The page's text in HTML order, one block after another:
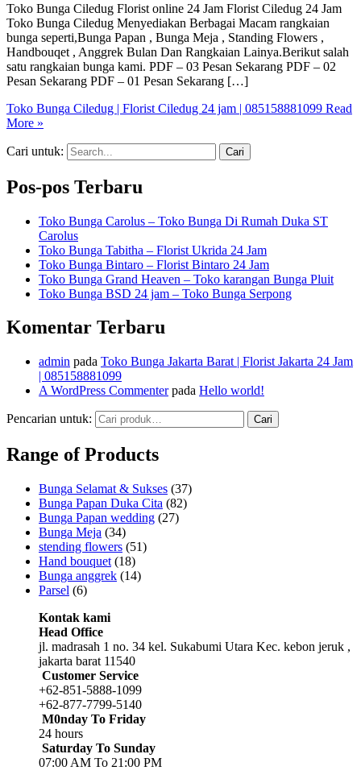
Toko Bunga Ciledug Florist online 24 Jam Florist Ciledug 24 Jam
Toko Bunga Ciledug Menyediakan Berbagai Macam rangkaian
bunga seperti,Bunga Papan , Bunga Meja , Standing Flowers ,
Handbouqet , Anggrek Bulan Dan Rangkaian Lainya.Berikut salah
satu rangkaian bunga kami. PDF – 03 Pesan Sekarang PDF – 02
Pesan Sekarang PDF – 01 Pesan Sekarang […]
Toko Bunga Ciledug | Florist Ciledug 24 jam | 085158881099 Read
More »
Cari untuk:
Pos-pos Terbaru
Toko Bunga Carolus – Toko Bunga Di Rumah Duka ST
Carolus
Toko Bunga Tabitha – Florist Ukrida 24 Jam
Toko Bunga Bintaro – Florist Bintaro 24 Jam
Toko Bunga Grand Heaven – Toko karangan Bunga Pluit
Toko Bunga BSD 24 jam – Toko Bunga Serpong
Komentar Terbaru
admin pada Toko Bunga Jakarta Barat | Florist Jakarta 24 Jam
| 085158881099
A WordPress Commenterpada Hello world!
Pencarian untuk: Cari
Range of Products
Bunga Selamat & Sukses (37)
Bunga Papan Duka Cita (82)
Bunga Papan wedding (27)
Bunga Meja (34)
stending flowers (51)
Hand bouquet (18)
Bunga anggrek (14)
Parsel (6)
Kontak kami
Head Office
jl. madrasah 1 no. 34 kel. Sukabumi Utara Kec. kebon jeruk ,
jakarta barat 11540
Customer Service
+62-851-5888-1099
+62-877-7799-5140
M0nday To Friday
24 hours
Saturday To Sunday
07:00 AM To 21:00 PM